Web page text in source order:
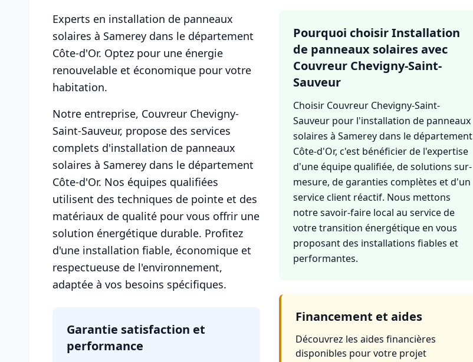
Experts en installation de panneaux
solaires à Samerey dans le département
Côte-d'Or. Optez pour une énergie
renouvelable et économique pour votre
habitation.
Notre entreprise, Couvreur Chevigny-
Saint-Sauveur, propose des services
complets d'installation de panneaux
solaires à Samerey dans le département
Côte-d'Or. Nos équipes qualifiées
utilisent des techniques de pointe et des
matériaux de qualité pour vous offrir une
solution énergétique durable. Profitez
d'une installation fiable, économique et
respectueuse de l'environnement,
adaptée à vos besoins spécifiques.
Garantie satisfaction et
performance
Pourquoi choisir Installation
de panneaux solaires avec
Couvreur Chevigny-Saint-
Sauveur
Choisir Couvreur Chevigny-Saint-
Sauveur pour l'installation de panneaux
solaires à Samerey dans le département
Côte-d'Or, c'est bénéficier de l'expertise
d'une équipe qualifiée, de solutions sur-
mesure, de garanties complètes et d'un
service client réactif. Nous mettons
notre savoir-faire local au service de
votre transition énergétique en vous
proposant des installations fiables et
performantes.
Financement et aides
Découvrez les aides financières
disponibles pour votre projet